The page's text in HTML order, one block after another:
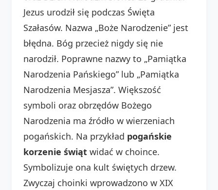
Jezus urodził się podczas Święta
Szałasów. Nazwa „Boże Narodzenie” jest
błędna. Bóg przecież nigdy się nie
narodził. Poprawne nazwy to „Pamiątka
Narodzenia Pańskiego” lub „Pamiątka
Narodzenia Mesjasza”. Większość
symboli oraz obrzędów Bożego
Narodzenia ma źródło w wierzeniach
pogańskich. Na przykład pogańskie
korzenie świąt widać w choince.
Symbolizuje ona kult świętych drzew.
Zwyczaj choinki wprowadzono w XIX